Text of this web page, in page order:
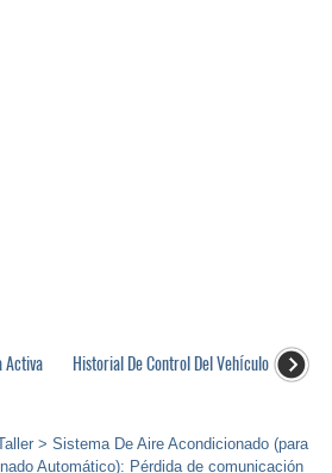
Activa
Historial De Control Del VehÍculo
> Sistema De Aire Acondicionado (para
Automático): Pérdida de comunicación